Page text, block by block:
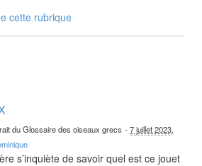
cette rubrique
du Glossaire des oiseaux grecs -7 juillet 2023,
s’inquiète de savoir quel est ce jouet